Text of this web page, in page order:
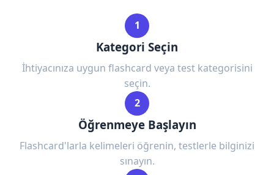
1
Kategori Seçin
İhtiyacınıza uygun flashcard veya test kategorisini
seçin.
2
Öğrenmeye Başlayın
Flashcard'larla kelimeleri öğrenin, testlerle bilginizi
sınayın.